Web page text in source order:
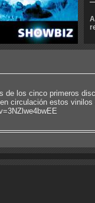
de los cinco primeros
circulación estos